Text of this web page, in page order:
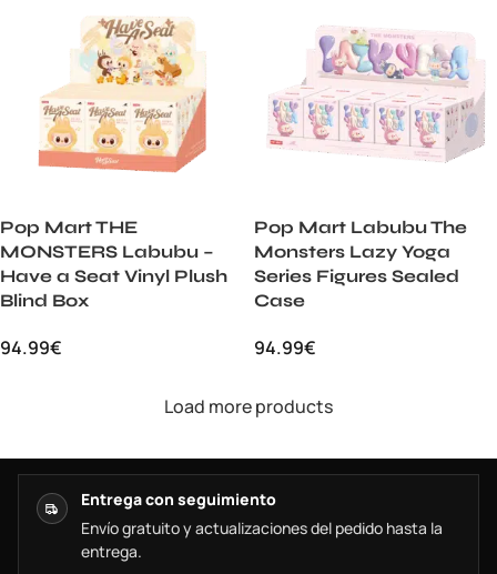
Pop Mart THE
MONSTERS Labubu –
Have a Seat Vinyl Plush
Blind Box
94.99€
Pop Mart Labubu The
Monsters Lazy Yoga
Series Figures Sealed
Case
94.99€
Load more products
Entrega con seguimiento
Envío gratuito y actualizaciones del pedido hasta la
entrega.